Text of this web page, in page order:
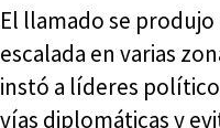
El llamado se
escalada en varias
instó a líderes
vías diplomáticas y